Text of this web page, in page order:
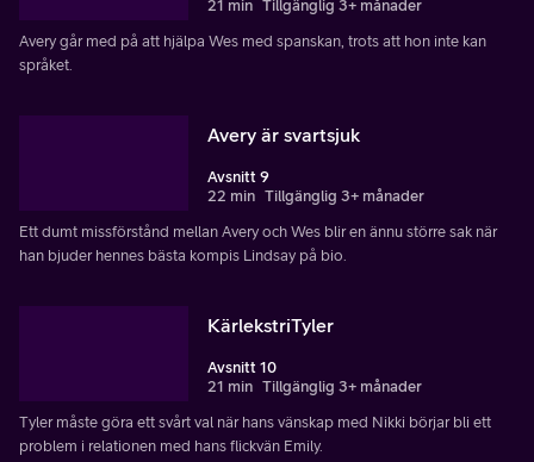
21 min Tillgänglig 3+ månader
Avery går med på att hjälpa Wes med spanskan, trots att hon inte kan
språket.
Avery är svartsjuk
Avsnitt 9
22 min Tillgänglig 3+ månader
Ett dumt missförstånd mellan Avery och Wes blir en ännu större sak när
han bjuder hennes bästa kompis Lindsay på bio.
KärlekstriTyler
Avsnitt 10
21 min Tillgänglig 3+ månader
Tyler måste göra ett svårt val när hans vänskap med Nikki börjar bli ett
problem i relationen med hans flickvän Emily.